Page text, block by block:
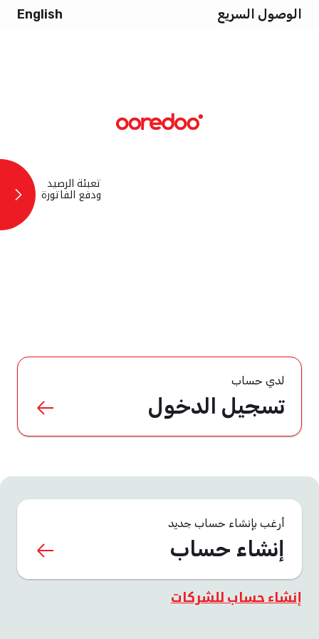
تخطي إلى المحتوى الرئيسي
الوصول السريع English
لدي حساب
تسجيل الدخول
تعبئة الرصيد
ودفع الفاتورة
أرغب بإنشاء حساب جديد
إنشاء حساب
إنشاء حساب للشركات